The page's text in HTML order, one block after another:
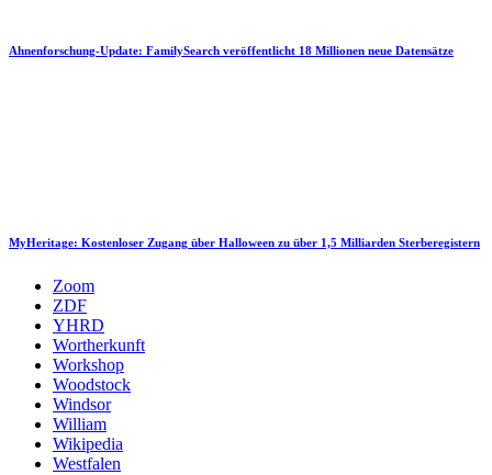
Ahnenforschung-Update: FamilySearch veröffentlicht 18 Millionen neue Datensätze
MyHeritage: Kostenloser Zugang über Halloween zu über 1,5 Milliarden Sterberegistern
Zoom
ZDF
YHRD
Wortherkunft
Workshop
Woodstock
Windsor
William
Wikipedia
Westfalen